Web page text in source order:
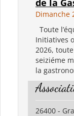
de la
Dimanche
Toute
Initiatives
2026,
seiziéme
la
26400 -